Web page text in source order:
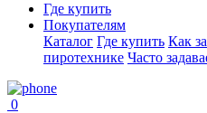
Где купить
Покупателям
Каталог Где купить Как
пиротехнике Часто
0